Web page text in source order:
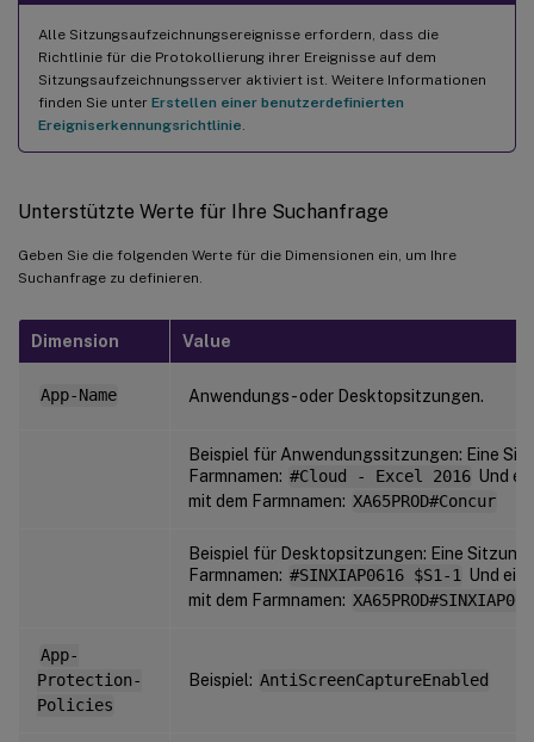
Alle Sitzungsaufzeichnungsereignisse erfordern, dass die
Richtlinie für die Protokollierung ihrer Ereignisse auf dem
Sitzungsaufzeichnungsserver aktiviert ist. Weitere Informationen
finden Sie unter Erstellen einer benutzerdefinierten
Ereigniserkennungsrichtlinie.
Unterstützte Werte für Ihre Suchanfrage
Geben Sie die folgenden Werte für die Dimensionen ein, um Ihre
Suchanfrage zu definieren.
Dimension Value
App-Name Anwendungs- oder Desktopsitzungen.
Beispiel für Anwendungssitzungen: Eine
Farmnamen: #Cloud - Excel 2016 Und
mit dem Farmnamen: XA65PROD#Concur
Beispiel für Desktopsitzungen: Eine Sitzung
Farmnamen: #SINXIAP0616 $S1-1 Und
mit dem Farmnamen:
App-
Protection-
Policies
Beispiel: AntiScreenCaptureEnabled